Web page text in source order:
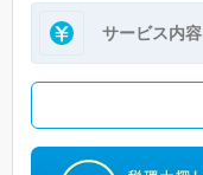
サービス内容